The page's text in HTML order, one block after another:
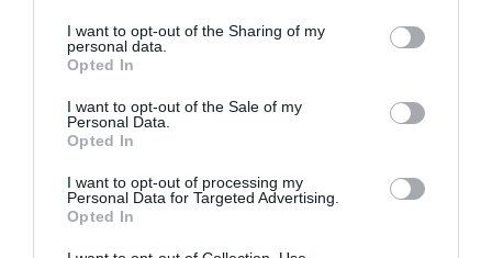
not limited to your visit or usage behaviour. You may click to
grant or deny consent to Google and its third-party tags to
use your data for below specified purposes in below Google
consent section.
I want to opt-out of the Sharing of my
personal data.
Opted In
I want to opt-out of the Sale of my
Personal Data.
Opted In
I want to opt-out of processing my
Personal Data for Targeted Advertising.
Opted In
Σένκεφελντ, Ιωαννίδης.
ΑΓΩΝΙΣΤΙΚΑ